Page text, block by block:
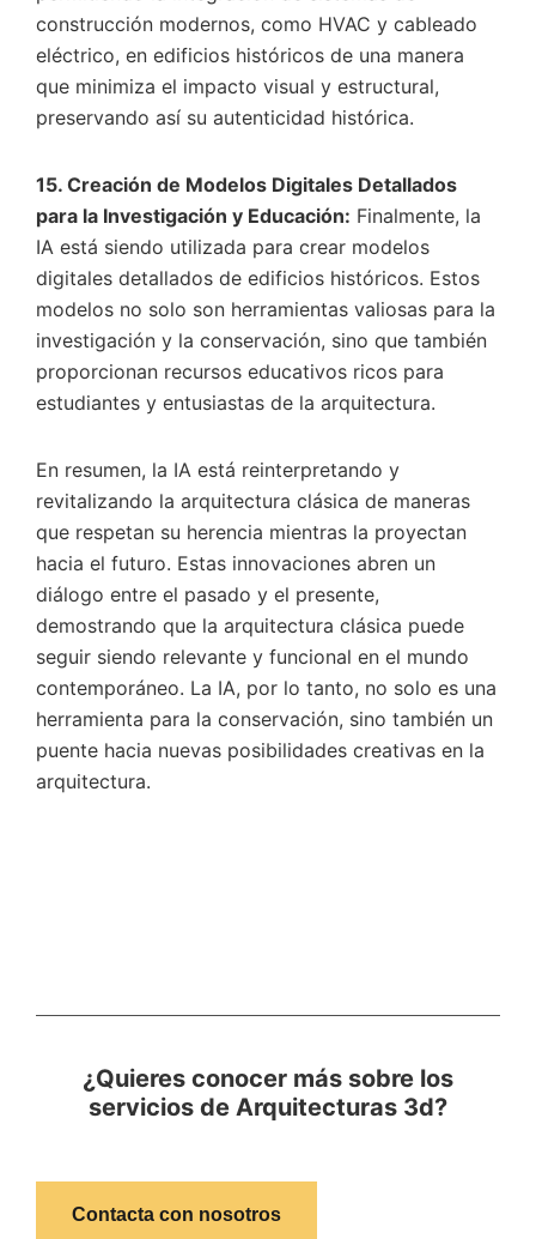
construcción modernos, como HVAC y cableado
eléctrico, en edificios históricos de una manera
que minimiza el impacto visual y estructural,
preservando así su autenticidad histórica.
15. Creación de Modelos Digitales Detallados
para la Investigación y Educación: Finalmente, la
IA está siendo utilizada para crear modelos
digitales detallados de edificios históricos. Estos
modelos no solo son herramientas valiosas para la
investigación y la conservación, sino que también
proporcionan recursos educativos ricos para
estudiantes y entusiastas de la arquitectura.
En resumen, la IA está reinterpretando y
revitalizando la arquitectura clásica de maneras
que respetan su herencia mientras la proyectan
hacia el futuro. Estas innovaciones abren un
diálogo entre el pasado y el presente,
demostrando que la arquitectura clásica puede
seguir siendo relevante y funcional en el mundo
contemporáneo. La IA, por lo tanto, no solo es una
herramienta para la conservación, sino también un
puente hacia nuevas posibilidades creativas en la
arquitectura.
¿Quieres conocer más sobre los
servicios de Arquitecturas 3d?
Contacta con nosotros